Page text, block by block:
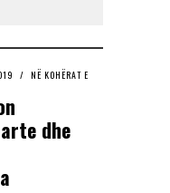
NË KOHËRAT E
dhe